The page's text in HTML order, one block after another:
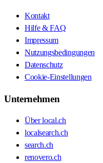
Kontakt
Hilfe & FAQ
Impressum
Nutzungsbedingungen
Datenschutz
Cookie-Einstellungen
Unternehmen
Über local.ch
localsearch.ch
search.ch
renovero.ch